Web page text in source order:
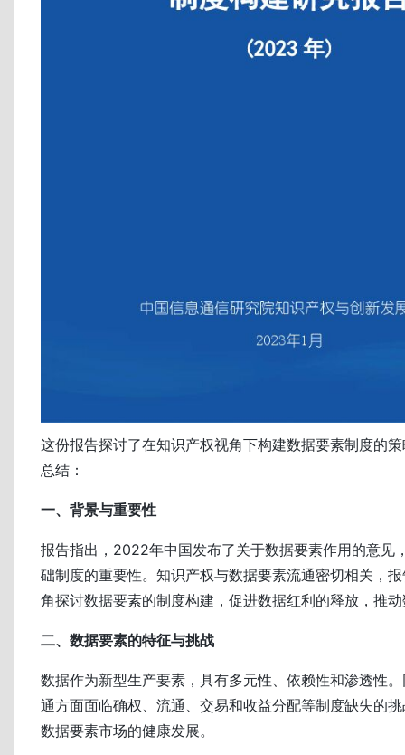
这份报告探讨了在知识产权视角下构建数据要素制度的
总结：
一、背景与重要性
报告指出，2022年中国发布了关于数据要素作用的意见
础制度的重要性。知识产权与数据要素流通密切相关，
角探讨数据要素的制度构建，促进数据红利的释放，推
二、数据要素的特征与挑战
数据作为新型生产要素，具有多元性、依赖性和渗透性
通方面面临确权、流通、交易和收益分配等制度缺失的
数据要素市场的健康发展。